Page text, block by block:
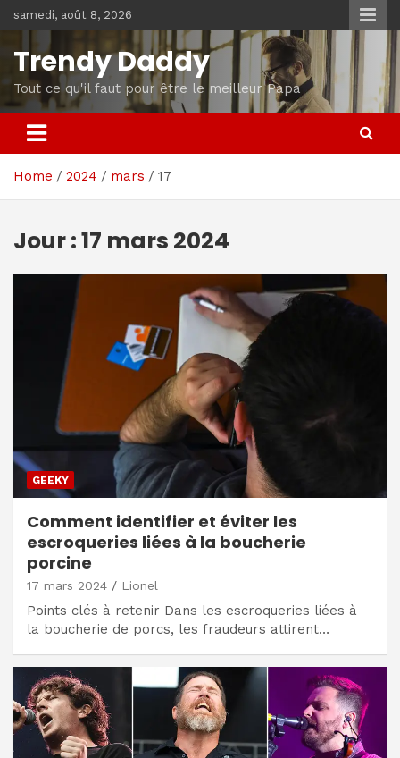
to
content
samedi, août 8, 2026
Trendy Daddy
Tout ce qu'il faut pour être le meilleur Papa
Home 2024 mars 17
Jour :17 mars 2024
GEEKY
Comment identifier et éviter les
escroqueries liées à la boucherie
porcine
17 mars 2024 Lionel
Points clés à retenir Dans les escroqueries liées à
la boucherie de porcs, les fraudeurs attirent…